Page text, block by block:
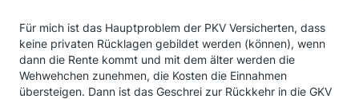
Für mich ist das Hauptproblem der PKV Versicherten, dass
keine privaten Rücklagen gebildet werden (können), wenn
dann die Rente kommt und mit dem älter werden die
Wehwehchen zunehmen, die Kosten die Einnahmen
übersteigen. Dann ist das Geschrei zur Rückkehr in die GKV